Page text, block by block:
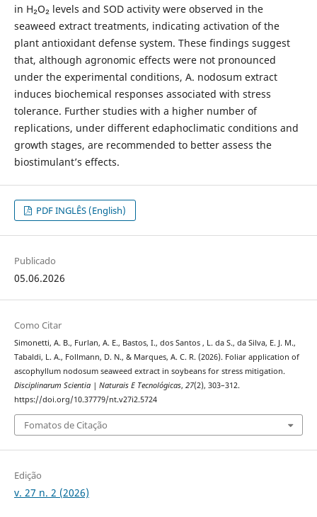
in H₂O₂ levels and SOD activity were observed in the
seaweed extract treatments, indicating activation of the
plant antioxidant defense system. These findings suggest
that, although agronomic effects were not pronounced
under the experimental conditions, A. nodosum extract
induces biochemical responses associated with stress
tolerance. Further studies with a higher number of
replications, under different edaphoclimatic conditions and
growth stages, are recommended to better assess the
biostimulant’s effects.
PDF INGLÊS (English)
Publicado
05.06.2026
Como Citar
Simonetti, A. B., Furlan, A. E., Bastos, I., dos Santos , L. da S., da Silva, E. J. M.,
Tabaldi, L. A., Follmann, D. N., & Marques, A. C. R. (2026). Foliar application of
ascophyllum nodosum seaweed extract in soybeans for stress mitigation.
Disciplinarum Scientia | Naturais E Tecnológicas, 27(2), 303–312.
https://doi.org/10.37779/nt.v27i2.5724
Fomatos de Citação
Edição
v. 27 n. 2 (2026)